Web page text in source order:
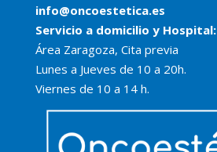
info@oncoestetica.es
Servicio a domicilio y Hospital:
Área Zaragoza, Cita previa
Lunes a Jueves de 10 a 20h.
Viernes de 10 a 14 h.